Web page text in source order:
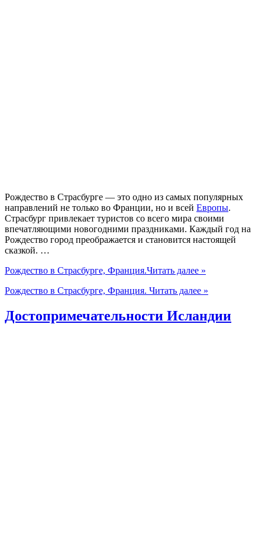
Рождество в Страсбурге — это одно из самых популярных
направлений не только во Франции, но и всей Европы.
Страсбург привлекает туристов со всего мира своими
впечатляющими новогодними праздниками. Каждый год на
Рождество город преображается и становится настоящей
сказкой. …
Рождество в Страсбурге, Франция.Читать далее »
Рождество в Страсбурге, Франция. Читать далее »
Достопримечательности Исландии